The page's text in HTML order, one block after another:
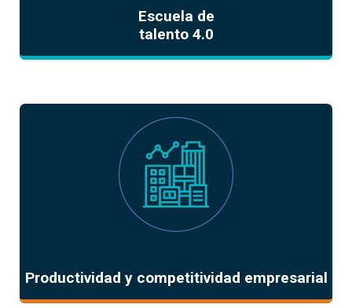
Escuela de
talento 4.0
Productividad y competitividad empresarial